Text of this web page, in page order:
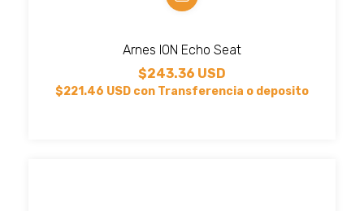
Arnes ION Echo Seat
$243.36 USD
$221.46 USD con Transferencia o deposito